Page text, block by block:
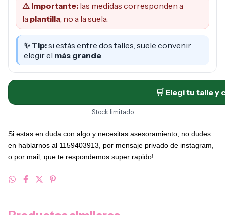
⚠️ Importante: las medidas corresponden a
la plantilla, no a la suela.
✨ Tip:si estás entre dos talles, suele convenir
elegir el más grande.
🛒 Elegí tu talle y
Stock limitado
Si estas en duda con algo y necesitas asesoramiento, no dudes
en hablarnos al 1159403913, por mensaje privado de instagram,
o por mail, que te respondemos super rapido!